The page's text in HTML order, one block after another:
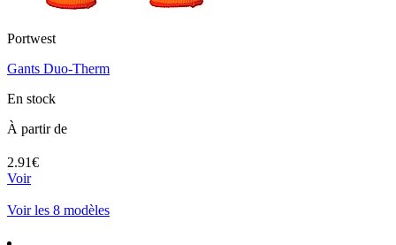
Portwest
Gants Duo-Therm
En stock
À partir de
2.91€
Voir
Voir les 8 modèles